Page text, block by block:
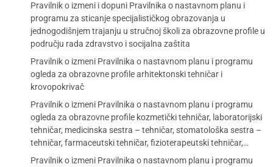
Pravilnik o izmeni i dopuni Pravilnika o nastavnom planu i
programu za sticanje specijalističkog obrazovanja u
jednogodišnjem trajanju u stručnoj školi za obrazovne profile u
području rada zdravstvo i socijalna zaštita
Pravilnik o izmeni Pravilnika o nastavnom planu i programu
ogleda za obrazovne profile arhitektonski tehničar i
krovopokrivač
Pravilnik o izmeni Pravilnika o nastavnom planu i programu
ogleda za obrazovne profile kozmetički tehničar, laboratorijski
tehničar, medicinska sestra – tehničar, stomatološka sestra –
tehničar, farmaceutski tehničar, fizioterapeutski tehničar,…
Pravilnik o izmeni Pravilnika o nastavnom planu i programu